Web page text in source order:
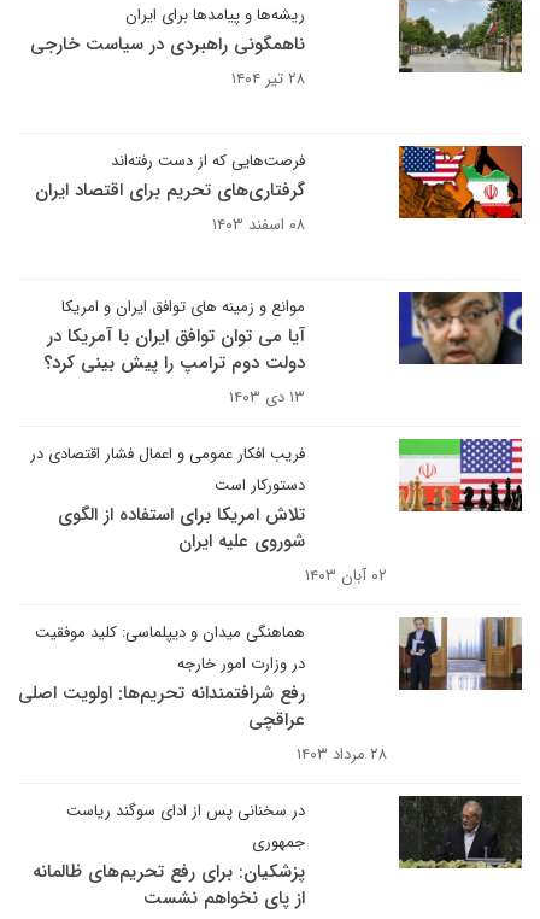
ریشه‌ها و پیامدها برای ایران
ناهمگونی راهبردی در سیاست خارجی
۲۸ تیر ۱۴۰۴
فرصت‌هایی که از دست رفته‌اند
گرفتاری‌های تحریم برای اقتصاد ایران
۰۸ اسفند ۱۴۰۳
موانع و زمینه های توافق ایران و امریکا
آیا می توان توافق ایران با آمریکا در
دولت دوم ترامپ را پیش بینی کرد؟
۱۳ دی ۱۴۰۳
فریب افکار عمومی و اعمال فشار اقتصادی در
دستورکار است
تلاش امریکا برای استفاده از الگوی
شوروی علیه ایران
۰۲ آبان ۱۴۰۳
هماهنگی میدان و دیپلماسی: کلید موفقیت
در وزارت امور خارجه
رفع شرافتمندانه تحریم‌ها: اولویت اصلی
عراقچی
۲۸ مرداد ۱۴۰۳
در سخنانی پس از ادای سوگند ریاست
جمهوری
پزشکیان: برای رفع تحریم‌های ظالمانه
از پای نخواهم نشست